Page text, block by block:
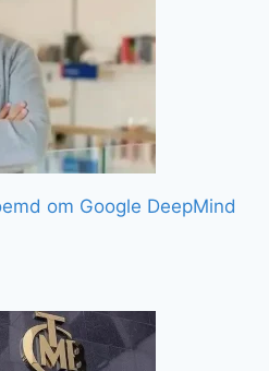
om Google DeepMind